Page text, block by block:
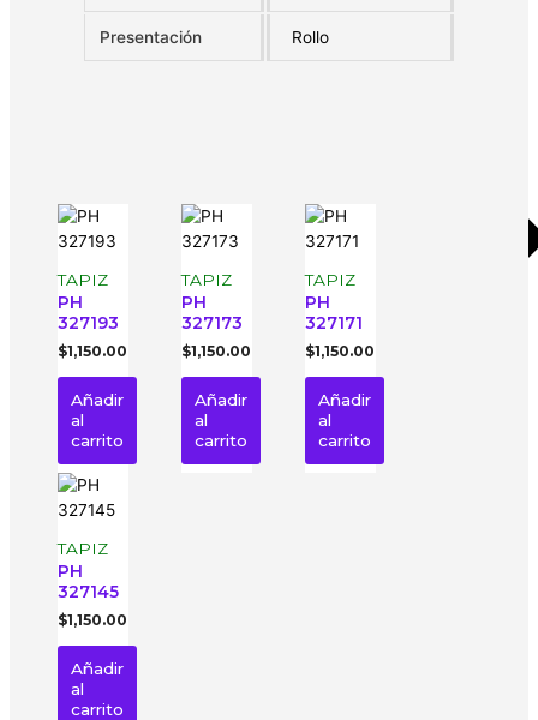
Presentación Rollo
TAPIZ
PH
327193
$1,150.00
Añadir
al
carrito
TAPIZ
PH
327173
$1,150.00
Añadir
al
carrito
TAPIZ
PH
327171
$1,150.00
Añadir
al
carrito
TAPIZ
PH
327145
$1,150.00
Añadir
al
carrito